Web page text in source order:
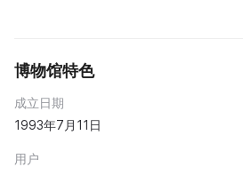
博物馆特色
成立日期
1993年7月11日
用户